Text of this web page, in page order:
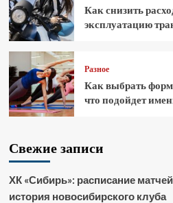
Как снизить
эксплуатацию
Разное
Как выбрать
что подойдет
Свежие записи
ХК «Сибирь»: расписание
история новосибирского клуба